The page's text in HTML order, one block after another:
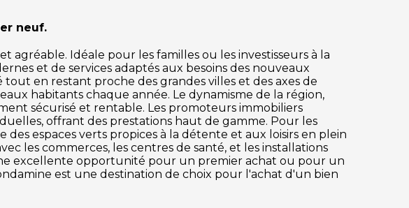
neuf.
agréable. Idéale pour les familles ou les investisseurs à la
et de services adaptés aux besoins des nouveaux
en restant proche des grandes villes et des axes de
habitants chaque année. Le dynamisme de la région,
sécurisé et rentable. Les promoteurs immobiliers
offrant des prestations haut de gamme. Pour les
espaces verts propices à la détente et aux loisirs en plein
les commerces, les centres de santé, et les installations
excellente opportunité pour un premier achat ou pour un
est une destination de choix pour l'achat d'un bien